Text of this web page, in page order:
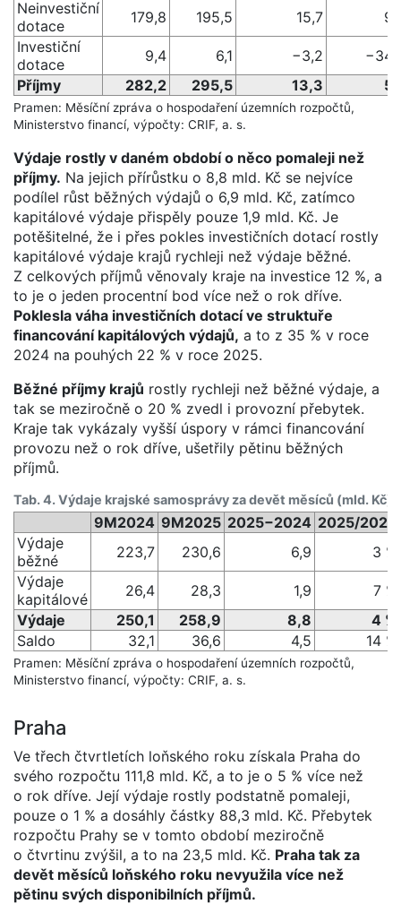
Neinvestiční
dotace
179,8 195,5 15,7
9
Investiční
dotace
9,4 6,1 −3,2
−34
Příjmy
282,2 295,5 13,3 5
Pramen: Měsíční zpráva o hospodaření územních rozpočtů,
Ministerstvo financí, výpočty: CRIF, a. s.
Výdaje rostly v daném období o něco pomaleji než
příjmy. Na jejich přírůstku o 8,8 mld. Kč se nejvíce
podílel růst běžných výdajů o 6,9 mld. Kč, zatímco
kapitálové výdaje přispěly pouze 1,9 mld. Kč. Je
potěšitelné, že i přes pokles investičních dotací rostly
kapitálové výdaje krajů rychleji než výdaje běžné.
Z celkových příjmů věnovaly kraje na investice 12 %, a
to je o jeden procentní bod více než o rok dříve.
Poklesla váha investičních dotací ve struktuře
financování kapitálových výdajů, a to z 35 % v roce
2024 na pouhých 22 % v roce 2025.
Běžné příjmy krajů rostly rychleji než běžné výdaje, a
tak se meziročně o 20 % zvedl i provozní přebytek.
Kraje tak vykázaly vyšší úspory v rámci financování
provozu než o rok dříve, ušetřily pětinu běžných
příjmů.
Tab. 4. Výdaje krajské samosprávy za devět měsíců (mld. Kč)
9M2024 9M2025 2025−2024 2025/2024
Výdaje
běžné
223,7 230,6 6,9
3 %
Výdaje
kapitálové
26,4 28,3 1,9
7 %
Výdaje
250,1 258,9 8,8
4 %
Saldo
32,1 36,6 4,5 14 %
Pramen: Měsíční zpráva o hospodaření územních rozpočtů,
Ministerstvo financí, výpočty: CRIF, a. s.
Praha
Ve třech čtvrtletích loňského roku získala Praha do
svého rozpočtu 111,8 mld. Kč, a to je o 5 % více než
o rok dříve. Její výdaje rostly podstatně pomaleji,
pouze o 1 % a dosáhly částky 88,3 mld. Kč. Přebytek
rozpočtu Prahy se v tomto období meziročně
o čtvrtinu zvýšil, a to na 23,5 mld. Kč. Praha tak za
devět měsíců loňského roku nevyužila více než
pětinu svých disponibilních příjmů.